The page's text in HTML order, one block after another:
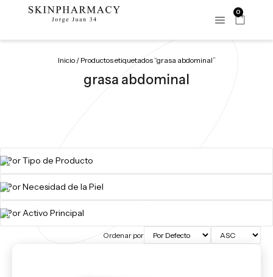
0
Inicio/ Productos etiquetados “grasa abdominal”
grasa abdominal
Ordenar por